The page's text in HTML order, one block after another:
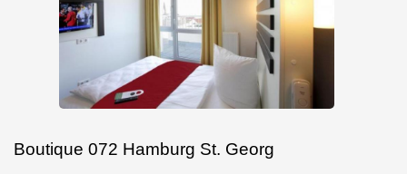
Boutique 072 Hamburg St. Georg